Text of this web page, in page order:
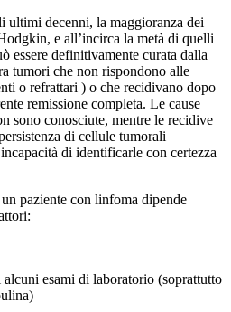
ultimi decenni, la maggioranza dei
e all’incirca la metà di quelli
essere definitivamente curata dalla
tumori che non rispondono alle
o refrattari ) o che recidivano dopo
remissione completa. Le cause
sono conosciute, mentre le recidive
di cellule tumorali
di identificarle con certezza
paziente con linfoma dipende
esami di laboratorio (soprattutto